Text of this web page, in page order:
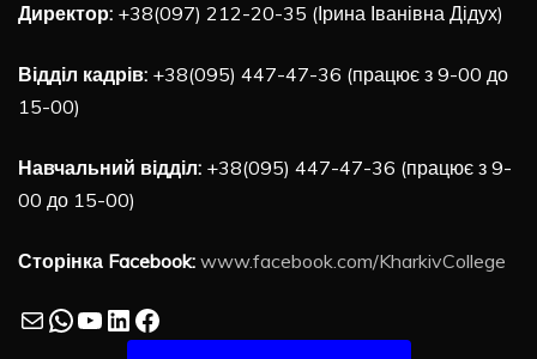
Директор: +38(097) 212-20-35 (Ірина Іванівна Дідух)
Відділ кадрів: +38(095) 447-47-36 (працює з 9-00 до
15-00)
Навчальний відділ: +38(095) 447-47-36 (працює з 9-
00 до 15-00)
Сторінка Facebook: www.facebook.com/KharkivCollege
MailWhatsApp
YouTube
LinkedIn
Facebook